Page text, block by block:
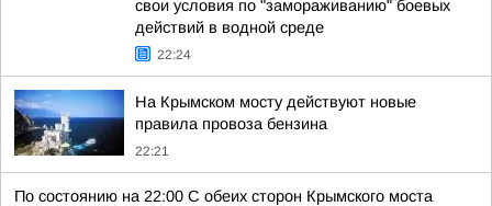
свои условия по "замораживанию" боевых
действий в водной среде
22:24
На Крымском мосту действуют новые
правила провоза бензина
22:21
По состоянию на 22:00 С обеих сторон Крымского моста